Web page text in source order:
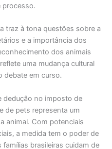
processo.
traz à tona questões sobre a
e a importância dos
dos animais
uma mudança cultural
debate em curso.
dedução no imposto de
de pets representa um
animal. Com potenciais
a medida tem o poder de
brasileiras cuidam de